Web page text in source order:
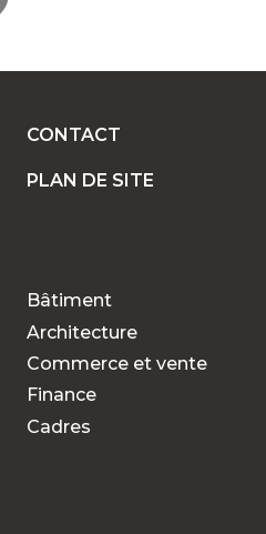
D'EMPLOIS VACANTS
:
JOB POUR VOS
?
pour
CONTACT
PLAN DE SITE
Bâtiment
Architecture
Commerce et vente
Finance
Cadres